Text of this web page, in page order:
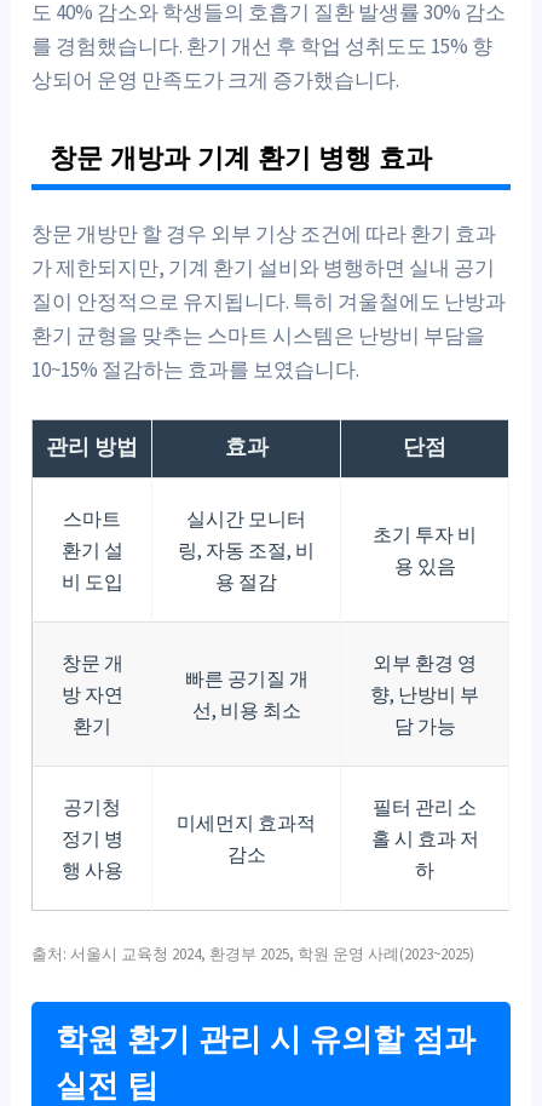
도 40% 감소와 학생들의 호흡기 질환 발생률 30% 감소
를 경험했습니다. 환기 개선 후 학업 성취도도 15% 향
상되어 운영 만족도가 크게 증가했습니다.
창문 개방과 기계 환기 병행 효과
창문 개방만 할 경우 외부 기상 조건에 따라 환기 효과
가 제한되지만, 기계 환기 설비와 병행하면 실내 공기
질이 안정적으로 유지됩니다. 특히 겨울철에도 난방과
환기 균형을 맞추는 스마트 시스템은 난방비 부담을
10~15% 절감하는 효과를 보였습니다.
관리 방법 효과 단점
스마트
환기 설
비 도입
실시간 모니터
링, 자동 조절, 비
용 절감
초기 투자 비
용 있음
창문 개
방 자연
환기
빠른 공기질 개
선, 비용 최소
외부 환경 영
향, 난방비 부
담 가능
공기청
정기 병
행 사용
미세먼지 효과적
감소
필터 관리 소
홀 시 효과 저
하
출처: 서울시 교육청 2024, 환경부 2025, 학원 운영 사례(2023~2025)
학원 환기 관리 시 유의할 점과
실전 팁